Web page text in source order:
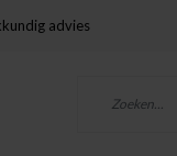
advies